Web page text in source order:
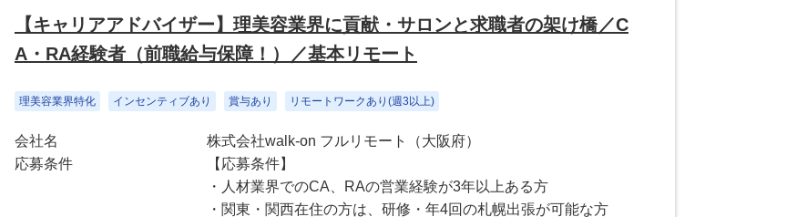
【キャリアアドバイザー】理美容業界に貢献・サロンと求職者の架け橋／C
A・RA経験者（前職給与保障！）／基本リモート
理美容業界特化 インセンティブあり 賞与あり リモートワークあり(週3以上)
会社名
株式会社walk-on フルリモート（大阪府）
応募条件
【応募条件】
・人材業界でのCA、RAの営業経験が3年以上ある方
・関東・関西在住の方は、研修・年4回の札幌出張が可能な方